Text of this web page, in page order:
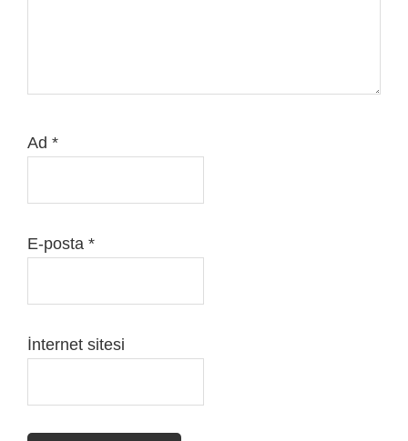
Ad *
E-posta *
İnternet sitesi